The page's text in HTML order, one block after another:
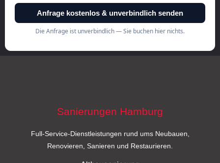
Sanierungen Hamburg
Full-Service-Dienstleistungen rund ums Neubauen,
Renovieren, Sanieren und Restaurieren.